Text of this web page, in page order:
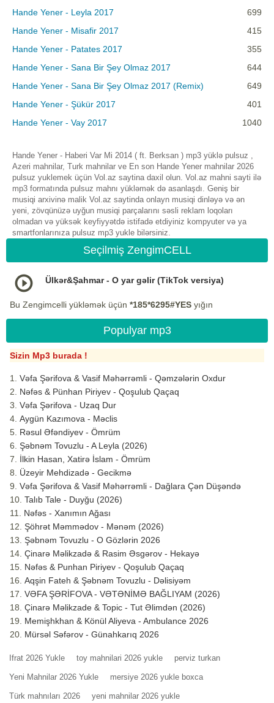
Hande Yener - Leyla 2017
699
Hande Yener - Misafir 2017
415
Hande Yener - Patates 2017
355
Hande Yener - Sana Bir Şey Olmaz 2017
644
Hande Yener - Sana Bir Şey Olmaz 2017 (Remix)
649
Hande Yener - Şükür 2017
401
Hande Yener - Vay 2017
1040
Hande Yener - Haberi Var Mi 2014 ( ft. Berksan ) mp3 yüklə pulsuz ,
Azeri mahnilar, Turk mahnilar ve En son Hande Yener mahnilar 2026
pulsuz yuklemek üçün Vol.az saytina daxil olun. Vol.az mahni sayti ilə
mp3 formatında pulsuz mahnı yükləmək də asanlaşdı. Geniş bir
musiqi arxivinə malik Vol.az saytinda onlayn musiqi dinləyə və ən
yeni, zövqünüzə uyğun musiqi parçalarını səsli reklam loqoları
olmadan və yüksək keyfiyyətdə istifadə etdiyiniz kompyuter və ya
smartfonlarınıza pulsuz mp3 yukle bilərsiniz.
Seçilmiş ZengimCELL
Ülkər&Şahmar - O yar gəlir (TikTok versiya)
Bu Zengimcelli yükləmək üçün *185*6295#YES yığın
Populyar mp3
Sizin Mp3 burada !
Vəfa Şərifova & Vasif Məhərrəmli - Qəmzələrin Oxdur
Nəfəs & Pünhan Piriyev - Qoşulub Qaçaq
Vəfa Şərifova - Uzaq Dur
Aygün Kazımova - Məclis
Rəsul Əfəndiyev - Ömrüm
Şəbnəm Tovuzlu - A Leyla (2026)
İlkin Hasan, Xatirə İslam - Ömrüm
Üzeyir Mehdizadə - Gecikmə
Vəfa Şərifova & Vasif Məhərrəmli - Dağlara Çən Düşəndə
Talıb Tale - Duyğu (2026)
Nəfəs - Xanımın Ağası
Şöhrət Məmmədov - Mənəm (2026)
Şəbnəm Tovuzlu - O Gözlərin 2026
Çinarə Məlikzadə & Rasim Əsgərov - Hekayə
Nəfəs & Punhan Piriyev - Qoşulub Qaçaq
Aqşin Fateh & Şəbnəm Tovuzlu - Dəlisiyəm
VƏFA ŞƏRİFOVA - VƏTƏNİMƏ BAĞLIYAM (2026)
Çinarə Məlikzade & Topic - Tut Əlimdən (2026)
Memişhkhan & Könül Aliyeva - Ambulance 2026
Mürsəl Səfərov - Günahkarıq 2026
Ifrat 2026 Yukle toy mahnilari 2026 yukle perviz turkan
Yeni Mahnilar 2026 Yukle mersiye 2026 yukle boxca
Türk mahnıları 2026 yeni mahnilar 2026 yukle